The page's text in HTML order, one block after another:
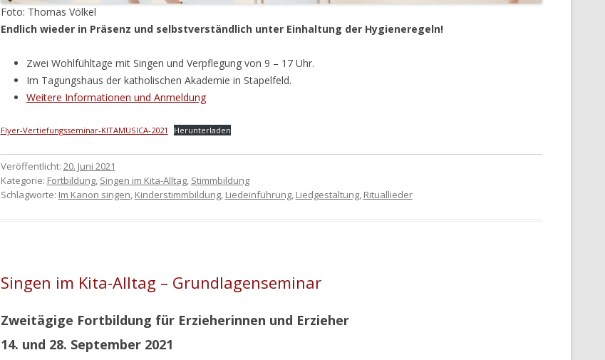
Foto: Thomas Völkel
Endlich wieder in Präsenz und selbstverständlich unter Einhaltung der Hygieneregeln!
Zwei Wohlfühltage mit Singen und Verpflegung von 9 – 17 Uhr.
Im Tagungshaus der katholischen Akademie in Stapelfeld.
Weitere Informationen und Anmeldung
Flyer-Vertiefungsseminar-KITAMUSICA-2021 Herunterladen
Veröffentlicht: 20. Juni 2021
Kategorie: Fortbildung, Singen im Kita-Alltag, Stimmbildung
Schlagworte: Im Kanon singen, Kinderstimmbildung, Liedeinführung, Liedgestaltung, Rituallieder
Singen im Kita-Alltag – Grundlagenseminar
Zweitägige Fortbildung für Erzieherinnen und Erzieher
14. und 28. September 2021